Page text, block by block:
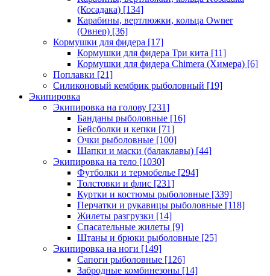
(Косадака) [134]
Карабины, вертлюжки, кольца Owner
(Овнер) [36]
Кормушки для фидера [17]
Кормушки для фидера Три кита [11]
Кормушки для фидера Chimera (Химера) [6]
Поплавки [21]
Силиконовый кембрик рыболовный [19]
Экипировка
Экипировка на голову [231]
Банданы рыболовные [16]
Бейсболки и кепки [71]
Очки рыболовные [100]
Шапки и маски (балаклавы) [44]
Экипировка на тело [1030]
Футболки и термобелье [294]
Толстовки и флис [231]
Куртки и костюмы рыболовные [339]
Перчатки и рукавицы рыболовные [118]
Жилеты разгрузки [14]
Спасательные жилеты [9]
Штаны и брюки рыболовные [25]
Экипировка на ноги [149]
Сапоги рыболовные [126]
Забродные комбинезоны [14]